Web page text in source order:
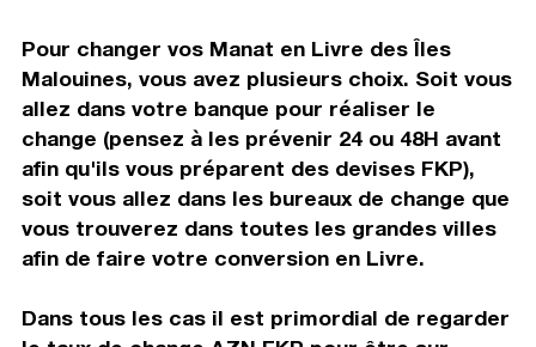
Pour changer vos Manat en Livre des Îles
Malouines, vous avez plusieurs choix. Soit vous
allez dans votre banque pour réaliser le
change (pensez à les prévenir 24 ou 48H avant
afin qu'ils vous préparent des devises FKP),
soit vous allez dans les bureaux de change que
vous trouverez dans toutes les grandes villes
afin de faire votre conversion en Livre.
Dans tous les cas il est primordial de regarder